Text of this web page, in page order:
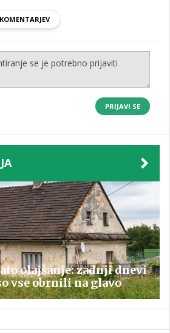
PRIJAVI SE
olajšanje: zadnji dnevi
vse obrnili na glavo